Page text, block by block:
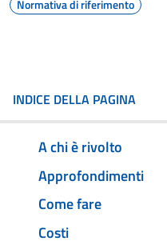
Normativa di riferimento
INDICE DELLA PAGINA
A chi è rivolto
Approfondimenti
Come fare
Costi